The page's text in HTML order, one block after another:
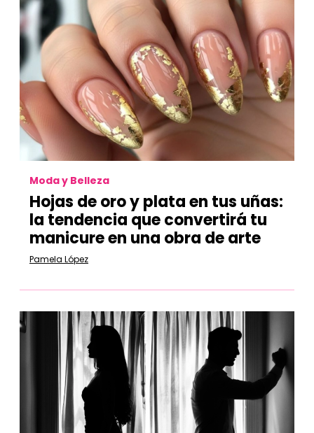
Moda y Belleza
Hojas de oro y plata en tus uñas:
la tendencia que convertirá tu
manicure en una obra de arte
Pamela López